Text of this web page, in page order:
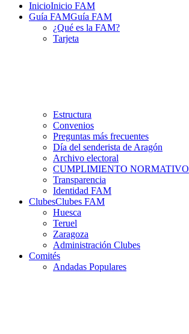
InicioInicio FAM
Guía FAMGuía FAM
¿Qué es la FAM?
Tarjeta
Estructura
Convenios
Preguntas más frecuentes
Día del senderista de Aragón
Archivo electoral
CUMPLIMIENTO NORMATIVO
Transparencia
Identidad FAM
ClubesClubes FAM
Huesca
Teruel
Zaragoza
Administración Clubes
Comités
Andadas Populares